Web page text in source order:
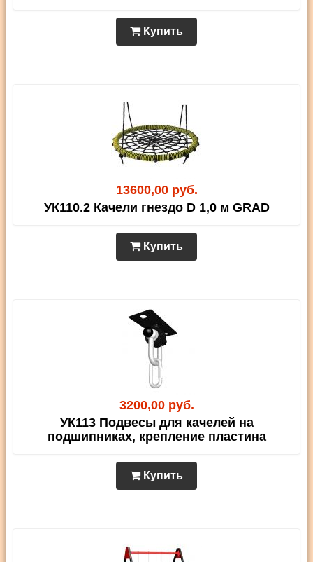
Купить
13600,00 руб.
УК110.2 Качели гнездо D 1,0 м GRAD
Купить
3200,00 руб.
УК113 Подвесы для качелей на
подшипниках, крепление пластина
Купить